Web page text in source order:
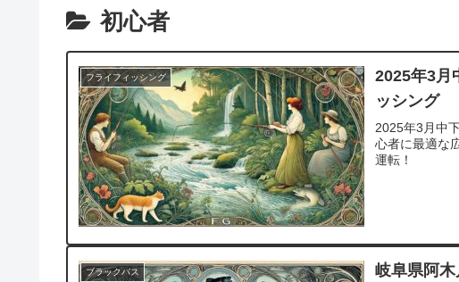
初心者
フライフィッシング
2025年3月
ッシング
2025年3月中
心者に最適な
運転！
ブラックバス
岐阜県阿